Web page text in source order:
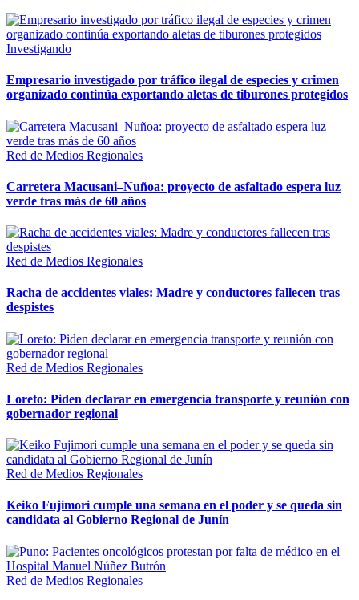
Investigando
Empresario investigado por tráfico ilegal de especies y crimen
organizado continúa exportando aletas de tiburones protegidos
Red de Medios Regionales
Carretera Macusani–Nuñoa: proyecto de asfaltado espera luz
verde tras más de 60 años
Red de Medios Regionales
Racha de accidentes viales: Madre y conductores fallecen tras
despistes
Red de Medios Regionales
Loreto: Piden declarar en emergencia transporte y reunión con
gobernador regional
Red de Medios Regionales
Keiko Fujimori cumple una semana en el poder y se queda sin
candidata al Gobierno Regional de Junín
Red de Medios Regionales